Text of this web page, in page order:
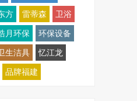
方 雷蒂森 卫浴
月环保 环保设备
生洁具 忆江龙
品牌福建